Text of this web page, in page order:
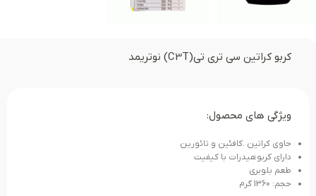
کربو کراتین سی تری تی(C3T) نوتریمد
ویژگی های محصول:
حاوی کراتین .کافئین و تائورین
دارای کربوهیدرات با کیفیت
طعم بلوبری
حجم: 1360 گرم